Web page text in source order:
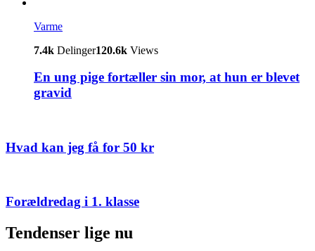
Varme
7.4k Delinger120.6k Views
En ung pige fortæller sin mor, at hun er blevet
gravid
Hvad kan jeg få for 50 kr
Forældredag i 1. klasse
Tendenser lige nu